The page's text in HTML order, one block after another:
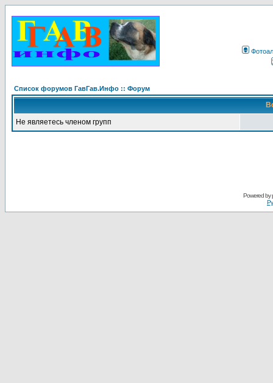
Список форумов ГавГав.Инфо :: Форум
Не являетесь членом групп
Powered by